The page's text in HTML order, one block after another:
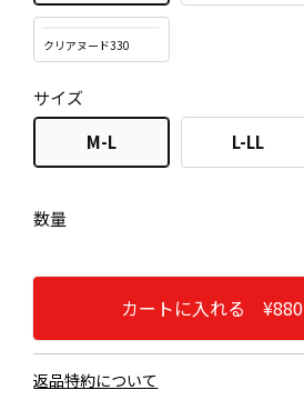
クリアヌード330
サイズ
M-L L-LL
数量
カートに入れる ¥880
返品特約について